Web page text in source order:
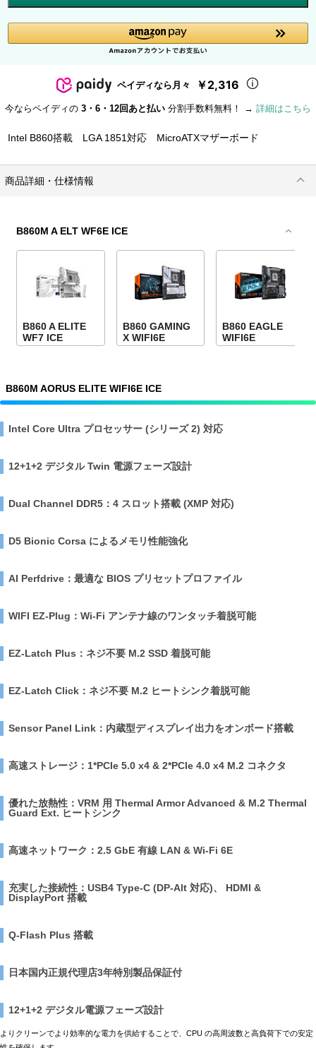
ペイディなら月々 ￥2,316
今ならペイディの 3・6・12回あと払い 分割手数料無料！ → 詳細はこちら
Intel B860搭載 LGA 1851対応 MicroATXマザーボード
商品詳細・仕様情報
B860M A ELT WF6E ICE
B860 A ELITE
WF7 ICE
B860 GAMING
X WIFI6E
B860 EAGLE
WIFI6E
B860M AORUS ELITE WIFI6E ICE
Intel Core Ultra プロセッサー (シリーズ 2) 対応
12+1+2 デジタル Twin 電源フェーズ設計
Dual Channel DDR5：4 スロット搭載 (XMP 対応)
D5 Bionic Corsa によるメモリ性能強化
AI Perfdrive：最適な BIOS プリセットプロファイル
WIFI EZ-Plug：Wi-Fi アンテナ線のワンタッチ着脱可能
EZ-Latch Plus：ネジ不要 M.2 SSD 着脱可能
EZ-Latch Click：ネジ不要 M.2 ヒートシンク着脱可能
Sensor Panel Link：内蔵型ディスプレイ出力をオンボード搭載
高速ストレージ：1*PCIe 5.0 x4 & 2*PCIe 4.0 x4 M.2 コネクタ
優れた放熱性：VRM 用 Thermal Armor Advanced & M.2 Thermal
Guard Ext. ヒートシンク
高速ネットワーク：2.5 GbE 有線 LAN & Wi-Fi 6E
充実した接続性：USB4 Type-C (DP-Alt 対応)、 HDMI &
DisplayPort 搭載
Q-Flash Plus 搭載
日本国内正規代理店3年特別製品保証付
12+1+2 デジタル電源フェーズ設計
よりクリーンでより効率的な電力を供給することで、CPU の高周波数と高負荷下での安定